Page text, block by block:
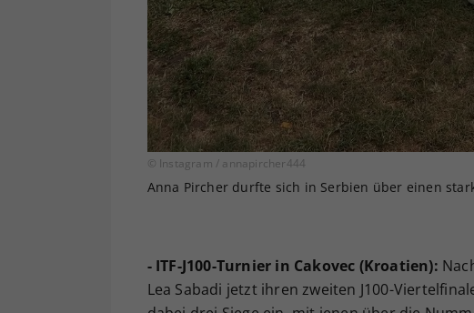
© Instagram / annapircher444
Anna Pircher durfte sich in Serbien über einen
- ITF-J100-Turnier in Cakovec (Kroatien):
Lea Sabadi jetzt ihren zweiten J100-